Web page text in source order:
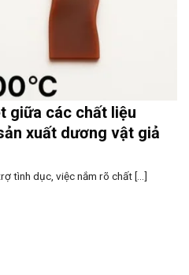
giữa các chất liệu
xuất dương vật giả
tình dục, việc nắm rõ chất [...]